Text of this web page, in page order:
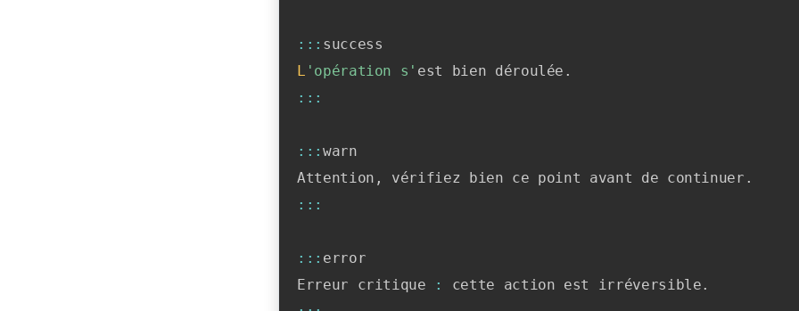
: : :
L 'opération s' est bien déroulée .
: : :
: : : warn
Attention , vérifiez bien ce point avant de continuer .
: : :
: : : error
Erreur critique
: cette action est irréversible.